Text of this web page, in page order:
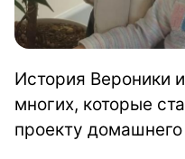
История Вероники
многих, которые
проекту